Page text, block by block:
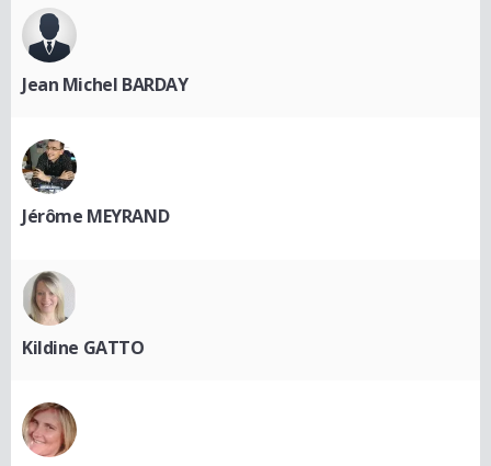
Jean Michel BARDAY
Jérôme MEYRAND
Kildine GATTO